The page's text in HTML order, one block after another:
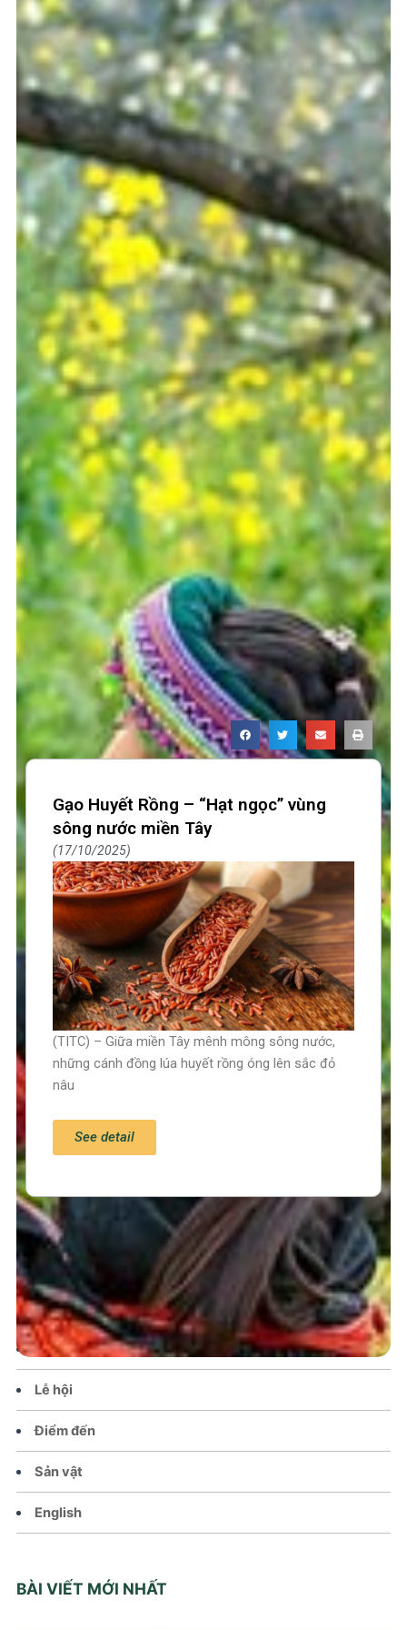
Trang chủ
Tin tức – Sự kiện
Chính sách
Văn hoá – Đời sống
Lễ hội
Điểm đến
Sản vật
English
BÀI VIẾT MỚI NHẤT
Gạo Huyết Rồng – “Hạt ngọc” vùng
sông nước miền Tây
17/10/2025
(TITC) – Giữa miền Tây mênh mông sông nước,
những cánh đồng lúa huyết rồng óng lên sắc đỏ
nâu
See detail